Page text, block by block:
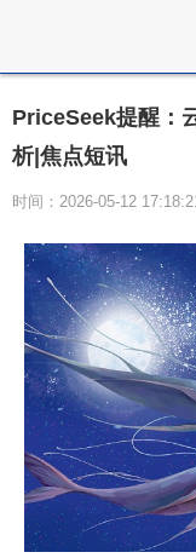
PriceSeek提醒：
析|焦点短讯
时间：2026-05-12